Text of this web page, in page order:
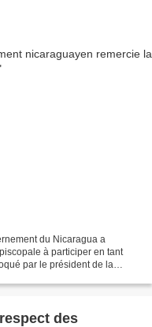
du Nicaragua a
à participer en tant
par le président de la
des